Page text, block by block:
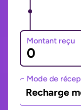
Montant reçu
Mode de
Recharge